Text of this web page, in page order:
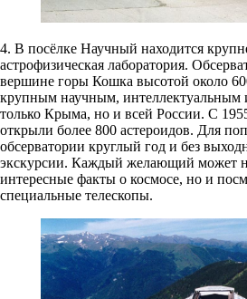
4. В посёлке Научный находится
астрофизическая лаборатория.
вершине горы Кошка высотой около
крупным научным, интеллектуальным
только Крыма, но и всей России. С
открыли более 800 астероидов. Для
обсерватории круглый год и без
экскурсии. Каждый желающий может
интересные факты о космосе, но и
специальные телескопы.